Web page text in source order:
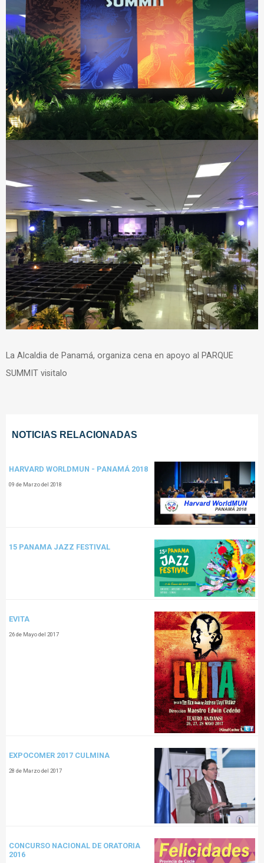
La Alcaldia de Panamá, organiza cena en apoyo al PARQUE
SUMMIT visitalo
NOTICIAS RELACIONADAS
HARVARD WORLDMUN - PANAMÁ 2018
09 de Marzo del 2018
15 PANAMA JAZZ FESTIVAL
EVITA
26 de Mayo del 2017
EXPOCOMER 2017 CULMINA
28 de Marzo del 2017
CONCURSO NACIONAL DE ORATORIA
2016